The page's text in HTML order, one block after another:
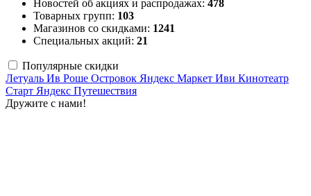
Новостей об акциях и распродажах: 478
Товарных групп: 103
Магазинов со скидками: 1241
Специальных акций: 21
Популярные скидки
Летуаль Ив Роше Островок Яндекс Маркет Иви Кинотеатр
Старт Яндекс Путешествия
Дружите с нами!